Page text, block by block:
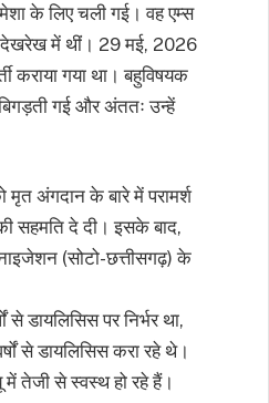
के लिए चली गई। वह एम्स
देखरेख में थीं। 29 मई, 2026
कराया गया था। बहुविषयक
गई और अंततः उन्हें
अंगदान के बारे में परामर्श
सहमति दे दी। इसके बाद,
(सोटो-छत्तीसगढ़) के
डायलिसिस पर निर्भर था,
से डायलिसिस करा रहे थे।
में तेजी से स्वस्थ हो रहे हैं।